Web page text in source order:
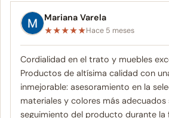
Mariana Varela
★★★★★Hace 5 meses
Cordialidad en el trato y muebles
Productos de altísima calidad con
inmejorable: asesoramiento en la
materiales y colores más adecuados
seguimiento del producto durante la